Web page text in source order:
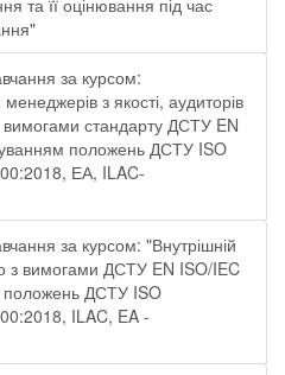
та її оцінювання під час
за курсом:
з якості, аудиторів
вимогами стандарту ДСТУ EN
положень ДСТУ ISO
ЕА, ILAC-
за курсом: "Внутрішній
з вимогами ДСТУ EN ISO/IEC
положень ДСТУ ISO
ILAC, EA -